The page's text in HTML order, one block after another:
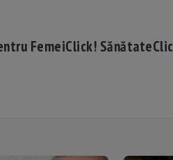
FemeiClick! Sănătate